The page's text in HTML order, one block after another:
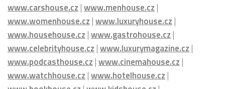
www.carshouse.cz |www.menhouse.cz |
www.womenhouse.cz |www.luxuryhouse.cz |
www.househouse.cz |www.gastrohouse.cz |
www.celebrityhouse.cz |www.luxurymagazine.cz |
www.podcasthouse.cz |www.cinemahouse.cz |
www.watchhouse.cz |www.hotelhouse.cz |